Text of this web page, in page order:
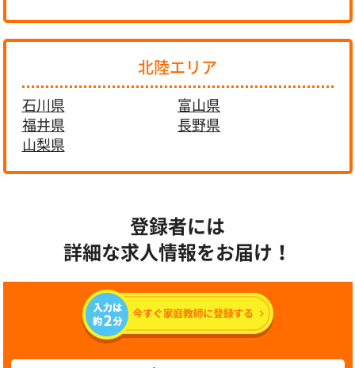
北陸エリア
石川県
富山県
福井県
長野県
山梨県
登録者には
詳細な求人情報をお届け！